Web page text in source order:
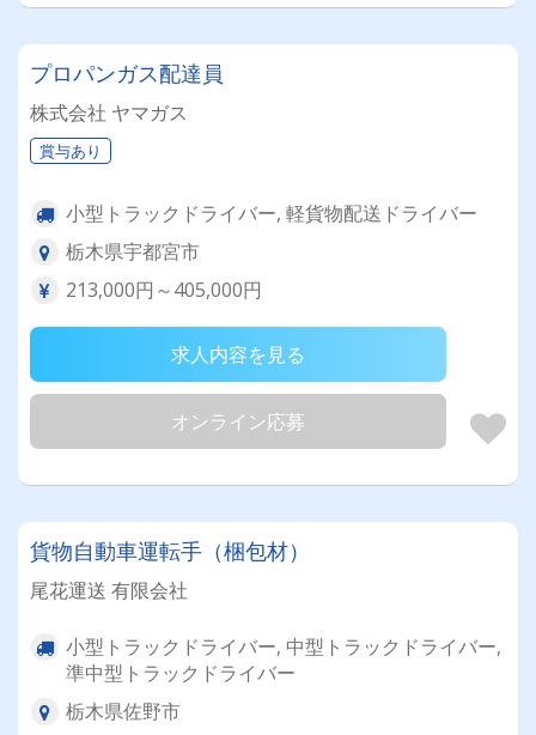
プロパンガス配達員
株式会社 ヤマガス
賞与あり
小型トラックドライバー, 軽貨物配送ドライバー
栃木県宇都宮市
213,000円～405,000円
求人内容を見る
オンライン応募
貨物自動車運転手（梱包材）
尾花運送 有限会社
小型トラックドライバー, 中型トラックドライバー,
準中型トラックドライバー
栃木県佐野市